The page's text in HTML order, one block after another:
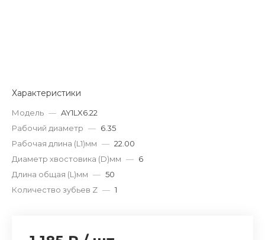
Характеристики
Модель — AY1LX6.22
Рабочий диаметр — 6.35
Рабочая длина (L1)мм — 22.00
Диаметр хвостовика (D)мм — 6
Длина общая (L)мм — 50
Количество зубьев Z — 1